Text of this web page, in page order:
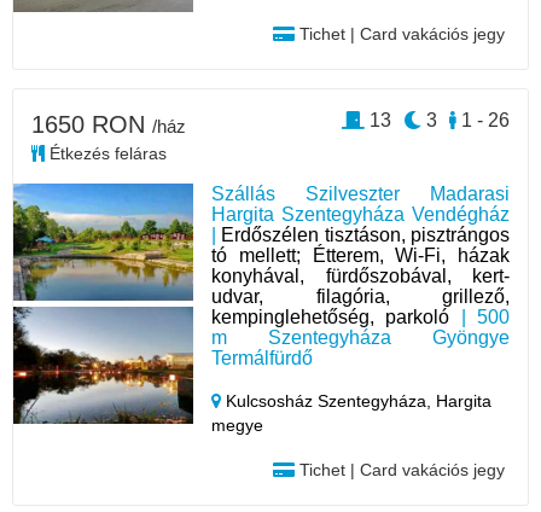
Tichet | Card vakációs jegy
Szállás Szilveszter Madarasi
Hargita Szentegyháza Vendégház
Erdőszélen tisztáson, pisztrángos
tó mellett; Étterem, Wi-Fi, házak
konyhával, fürdőszobával, kert-
udvar, filagória, grillező,
kempinglehetőség, parkoló | 500
m Szentegyháza Gyöngye
Termálfürdő
Kulcsosház Szentegyháza, Hargita
megye
Tichet | Card vakációs jegy
1650 RON /ház
Étkezés feláras
1 - 26
3
13